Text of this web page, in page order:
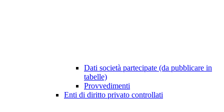
Dati società partecipate (da pubblicare in
tabelle)
Provvedimenti
Enti di diritto privato controllati